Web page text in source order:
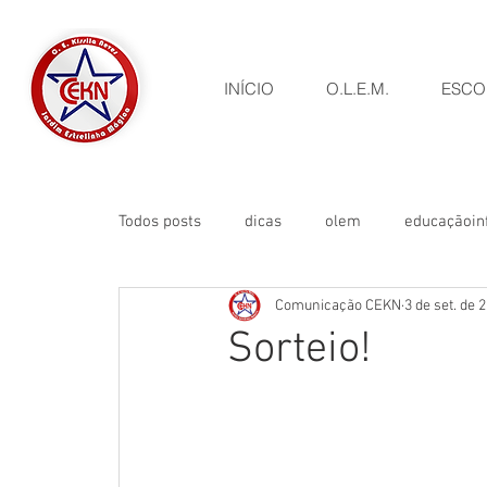
INÍCIO O.L.E.M.
Todos posts dicas olem
campanha Oficinas
Sorteio!
Comunicação CEKN 3 de set. de